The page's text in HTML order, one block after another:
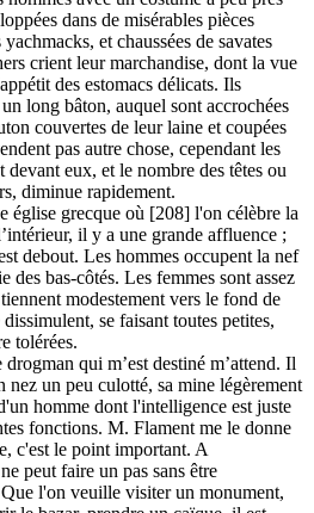
dans de misérables pièces
et chaussées de savates
crient leur marchandise, dont la vue
des estomacs délicats. Ils
long bâton, auquel sont accrochées
couvertes de leur laine et coupées
pas autre chose, cependant les
devant eux, et le nombre des têtes ou
diminue rapidement.
église grecque où [208] l'on célèbre la
il y a une grande affluence ;
debout. Les hommes occupent la nef
des bas-côtés. Les femmes sont assez
modestement vers le fond de
se faisant toutes petites,
tolérées.
qui m’est destiné m’attend. Il
nez un peu culotté, sa mine légèrement
homme dont l'intelligence est juste
fonctions. M. Flament me le donne
c'est le point important. A
peut faire un pas sans être
l'on veuille visiter un monument,